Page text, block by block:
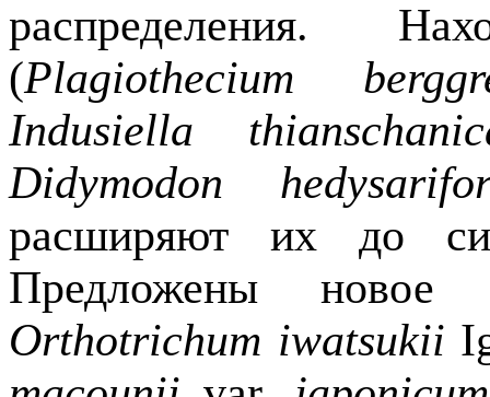
распределения.
(Plagiothecium
Indusiella
Didymodon
расширяют их до
Предложены новое
Orthotrichum iwatsukii